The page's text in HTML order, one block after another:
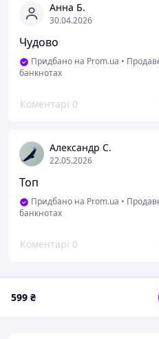
Анна Б.
30.04.2026
Чудово
Придбано на Prom.ua •
банкнотах
Коментарі 0
Александр С.
22.05.2026
Топ
Придбано на Prom.ua •
банкнотах
Коментарі 0
599 ₴